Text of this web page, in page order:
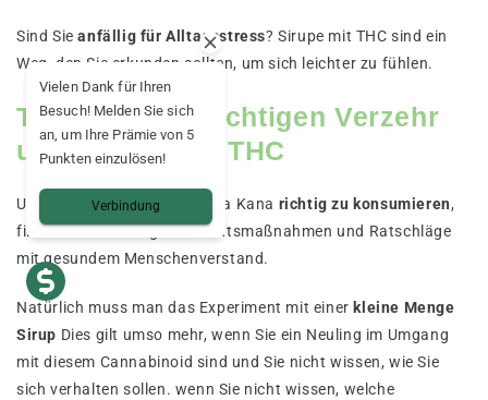
Sind Sieanfällig für Alltagsstress? Sirupe mit THC sind ein
Weg, den Sie erkunden sollten, um sich leichter zu fühlen.
Tipps für den richtigen Verzehr
unserer Sirupe THC
Um THC-Sirupe von Mama Kana richtig zu konsumieren,
finden Sie hier einige Vorsichtsmaßnahmen und Ratschläge
mit gesundem Menschenverstand.
Natürlich muss man das Experiment mit einerkleine Menge
Sirup Dies gilt umso mehr, wenn Sie ein Neuling im Umgang
mit diesem Cannabinoid sind und Sie nicht wissen, wie Sie
sich verhalten sollen. wenn Sie nicht wissen, welche
Vielen Dank für Ihren
Besuch! Melden Sie sich
an, um Ihre Prämie von 5
Punkten einzulösen!
Verbindung